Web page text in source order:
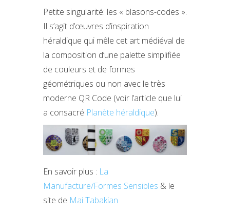
Petite singularité: les « blasons-codes ».
Il s’agit d’œuvres d’inspiration
héraldique qui mêle cet art médiéval de
la composition d’une palette simplifiée
de couleurs et de formes
géométriques ou non avec le très
moderne QR Code (voir l’article que lui
a consacré Planète héraldique).
En savoir plus : La
Manufacture/Formes Sensibles & le
site de Mai Tabakian